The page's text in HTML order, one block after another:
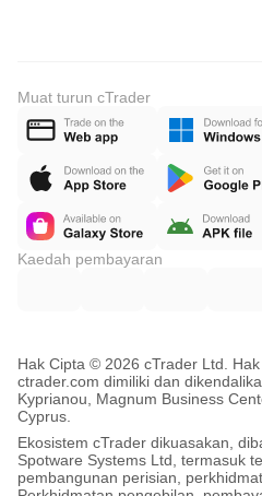
Muat turun cTrader
Kaedah pembayaran
Hak Cipta © 2026 cTrader Ltd. Hak
ctrader.com dimiliki dan
Kyprianou, Magnum Business
Cyprus.
Ekosistem cTrader dikuasakan,
Spotware Systems Ltd, termasuk
pembangunan perisian,